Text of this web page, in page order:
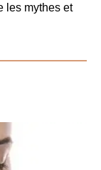
les mythes et